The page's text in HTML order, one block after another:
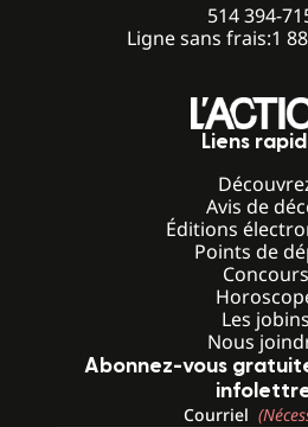
514 394-
Ligne sans frais:1
Liens
Avis de
Éditions
Points de
Concours
Les jobins
Nous
Abonnez-vous
Courriel